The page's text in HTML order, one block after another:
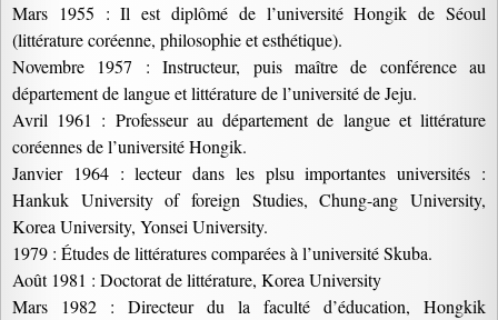
Mars 1955 : Il est diplômé de l’université Hongik de Séoul
(littérature coréenne, philosophie et esthétique).
Novembre 1957 : Instructeur, puis maître de conférence au
département de langue et littérature de l’université de Jeju.
Avril 1961 : Professeur au département de langue et littérature
coréennes de l’université Hongik.
Janvier 1964 : lecteur dans les plsu importantes universités :
Hankuk University of foreign Studies, Chung-ang University,
Korea University, Yonsei University.
1979 : Études de littératures comparées à l’université Skuba.
Août 1981 : Doctorat de littérature, Korea University
Mars 1982 : Directeur du la faculté d’éducation, Hongkik